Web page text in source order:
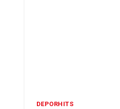
DEPORHITS